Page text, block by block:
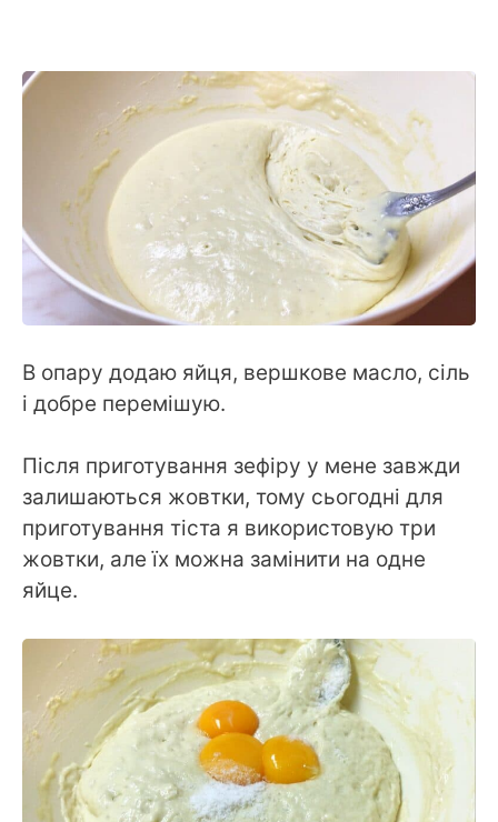
В опару додаю яйця, вершкове масло, сіль
і добре перемішую.
Після приготування зефіру у мене завжди
залишаються жовтки, тому сьогодні для
приготування тіста я використовую три
жовтки, але їх можна замінити на одне
яйце.